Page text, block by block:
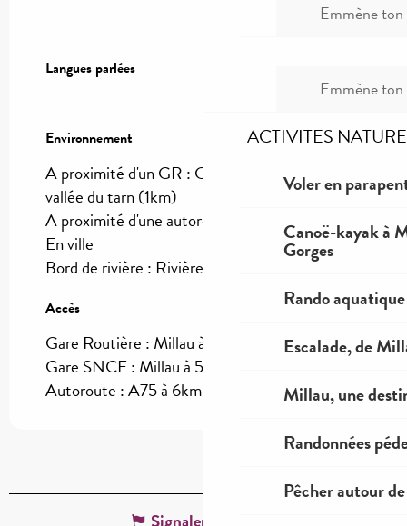
Emmène
Emmène
ACTIVITES NATURE
Voler en
Canoë-kayak à
Gorges
Rando
Escalade, de
Millau, une
Randonnées
Pêcher autour
Langues parlées
Langues parlées
Environnement
Environnement
A proximité d'un GR : GR 736, Gorges et
vallée du tarn(1km)
A proximité d'une autoroute :
(6km)
En ville
Bord de rivière : Rivière
Accès
Accès
Gare Routière : Millau à 500m
Gare SNCF : Millau à 500m
Autoroute : A75 à 6km